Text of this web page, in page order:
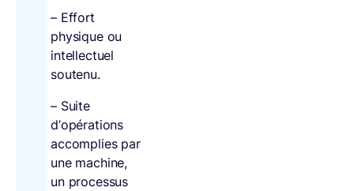
– Effort
physique ou
intellectuel
soutenu.
– Suite
d’opérations
accomplies par
une machine,
un processus